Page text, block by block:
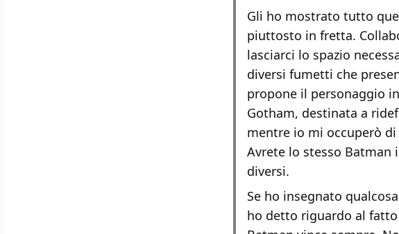
Gli ho mostrato tutto
piuttosto in fretta.
lasciarci lo spazio
diversi fumetti che
propone il personaggio
Gotham, destinata a
mentre io mi occuperò
Avrete lo stesso Batman
diversi.
Se ho insegnato
ho detto riguardo al